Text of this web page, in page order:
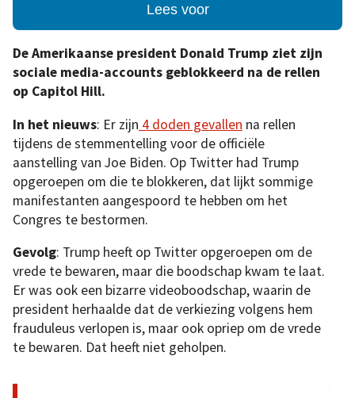
Lees voor
De Amerikaanse president Donald Trump ziet zijn
sociale media-accounts geblokkeerd na de rellen
op Capitol Hill.
In het nieuws: Er zijn 4 doden gevallen na rellen
tijdens de stemmentelling voor de officiële
aanstelling van Joe Biden. Op Twitter had Trump
opgeroepen om die te blokkeren, dat lijkt sommige
manifestanten aangespoord te hebben om het
Congres te bestormen.
Gevolg: Trump heeft op Twitter opgeroepen om de
vrede te bewaren, maar die boodschap kwam te laat.
Er was ook een bizarre videoboodschap, waarin de
president herhaalde dat de verkiezing volgens hem
frauduleus verlopen is, maar ook opriep om de vrede
te bewaren. Dat heeft niet geholpen.